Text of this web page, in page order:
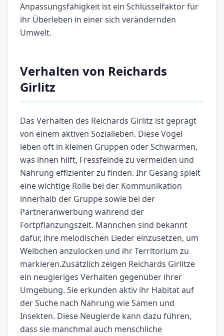
Anpassungsfähigkeit ist ein Schlüsselfaktor für
ihr Überleben in einer sich verändernden
Umwelt.
Verhalten von Reichards
Girlitz
Das Verhalten des Reichards Girlitz ist geprägt
von einem aktiven Sozialleben. Diese Vögel
leben oft in kleinen Gruppen oder Schwärmen,
was ihnen hilft, Fressfeinde zu vermeiden und
Nahrung effizienter zu finden. Ihr Gesang spielt
eine wichtige Rolle bei der Kommunikation
innerhalb der Gruppe sowie bei der
Partneranwerbung während der
Fortpflanzungszeit. Männchen sind bekannt
dafür, ihre melodischen Lieder einzusetzen, um
Weibchen anzulocken und ihr Territorium zu
markieren.Zusätzlich zeigen Reichards Girlitze
ein neugieriges Verhalten gegenüber ihrer
Umgebung. Sie erkunden aktiv ihr Habitat auf
der Suche nach Nahrung wie Samen und
Insekten. Diese Neugierde kann dazu führen,
dass sie manchmal auch menschliche